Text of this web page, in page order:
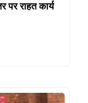
पर राहत कार्य